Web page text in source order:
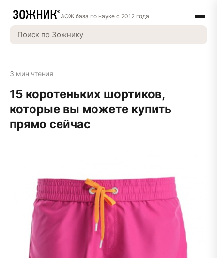
ЗОЖ база по науке с 2012 года
3 мин чтения
15 коротеньких шортиков,
которые вы можете купить
прямо сейчас